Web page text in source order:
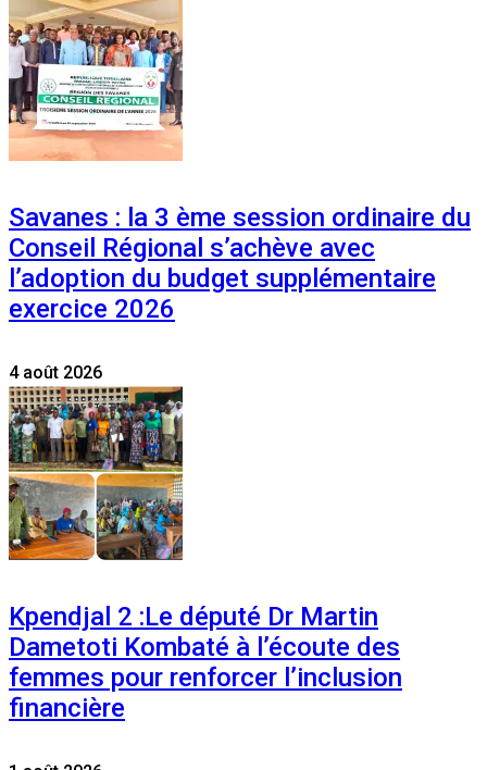
Savanes : la 3 ème session ordinaire du
Conseil Régional s’achève avec
l’adoption du budget supplémentaire
exercice 2026
4 août 2026
Kpendjal 2 :Le député Dr Martin
Dametoti Kombaté à l’écoute des
femmes pour renforcer l’inclusion
financière